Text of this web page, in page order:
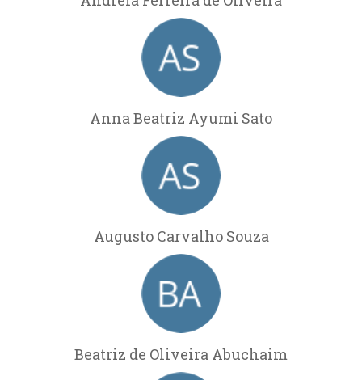
Anna Beatriz Ayumi Sato
Augusto Carvalho Souza
Beatriz de Oliveira Abuchaim